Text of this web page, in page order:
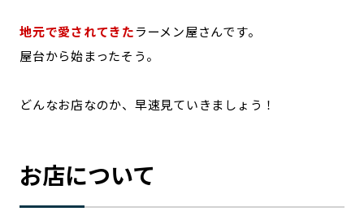
地元で愛されてきたラーメン屋さんです。
屋台から始まったそう。
どんなお店なのか、早速見ていきましょう！
お店について